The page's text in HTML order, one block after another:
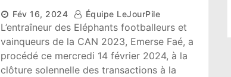
Fév 16, 2024 Équipe LeJourPile
L’entraîneur des Eléphants footballeurs et
vainqueurs de la CAN 2023, Emerse Faé, a
procédé ce mercredi 14 février 2024, à la
clôture solennelle des transactions à la